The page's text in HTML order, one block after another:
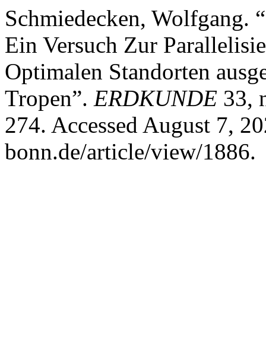
Schmiedecken,
Ein Versuch Zur
Optimalen Standorten
Tropen”. ERDKUNDE 33,
274. Accessed August 7,
bonn.de/article/view/1886.